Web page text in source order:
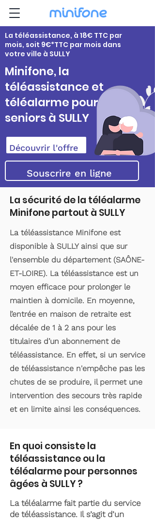
La téléassistance, à 18€ TTC par
mois, soit 9€*TTC par mois dans
votre ville à SULLY
Minifone, la
téléassistance et
téléalarme pour
seniors à SULLY
Découvrir l'offre
Souscrire en ligne
La sécurité de la téléalarme
Minifone partout à SULLY
La téléassistance Minifone est
disponible à SULLY ainsi que sur
l'ensemble du département (SAÔNE-
ET-LOIRE). La téléassistance est un
moyen efficace pour prolonger le
maintien à domicile. En moyenne,
l’entrée en maison de retraite est
décalée de 1 à 2 ans pour les
titulaires d’un abonnement de
téléassistance. En effet, si un service
de téléassistance n'empêche pas les
chutes de se produire, il permet une
intervention des secours très rapide
et en limite ainsi les conséquences.
En quoi consiste la
téléassistance ou la
téléalarme pour personnes
âgées à SULLY ?
La téléalarme fait partie du service
de téléassistance. Il s’agit d’un